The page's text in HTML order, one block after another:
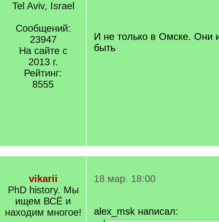
Tel Aviv, Israel
Сообщений:
23947
На сайте с
2013 г.
Рейтинг:
8555
И не только в Омске. Они
быть
vikarii
PhD history. Мы
ищем ВСЁ и
находим многое!
18 мар. 18:00
alex_msk написал: